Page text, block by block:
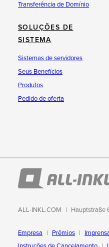
Transferência de Domínio
SOLUÇÕES DE
SISTEMA
Sistemas de servidores
Seus Benefícios
Produtos
Pedido de oferta
ALL-INKL.COM Hauptstraße
Empresa Prêmios